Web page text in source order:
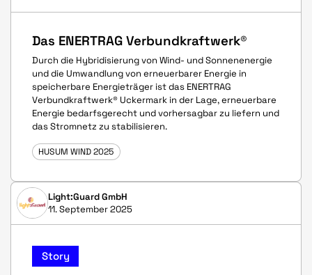
Das ENERTRAG Verbundkraftwerk®
Durch die Hybridisierung von Wind- und Sonnenenergie
und die Umwandlung von erneuerbarer Energie in
speicherbare Energieträger ist das ENERTRAG
Verbundkraftwerk® Uckermark in der Lage, erneuerbare
Energie bedarfsgerecht und vorhersagbar zu liefern und
das Stromnetz zu stabilisieren.
HUSUM WIND 2025
Light:Guard GmbH
11. September 2025
Story